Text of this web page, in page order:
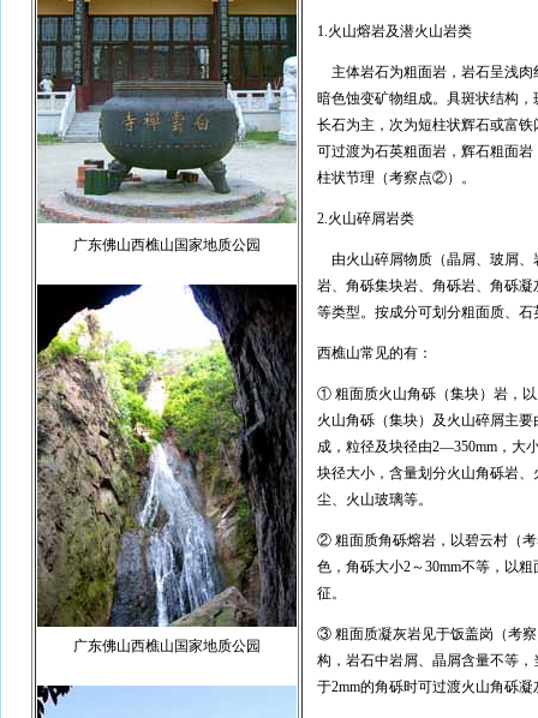
广东佛山西樵山国家地质公园
广东佛山西樵山国家地质公园
1.火山熔岩及潜火山岩类
主体岩石为粗面岩，岩石呈浅
暗色蚀变矿物组成。具斑状结构
长石为主，次为短柱状辉石或富
可过渡为石英粗面岩，辉石粗面
柱状节理（考察点②）。
2.火山碎屑岩类
由火山碎屑物质（晶屑、玻屑、
岩、角砾集块岩、角砾岩、角砾
等类型。按成分可划分粗面质、石
西樵山常见的有：
① 粗面质火山角砾（集块）岩，
火山角砾（集块）及火山碎屑主
成，粒径及块径由2—350mm，大
块径大小，含量划分火山角砾岩
尘、火山玻璃等。
② 粗面质角砾熔岩，以碧云村（
色，角砾大小2～30mm不等，以
征。
③ 粗面质凝灰岩见于饭盖岗（考
构，岩石中岩屑、晶屑含量不等
于2mm的角砾时可过渡火山角砾凝